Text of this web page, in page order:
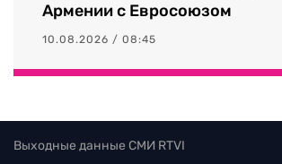
Армении с Евросоюзом
10.08.2026 / 08:45
Выходные данные СМИ RTVI